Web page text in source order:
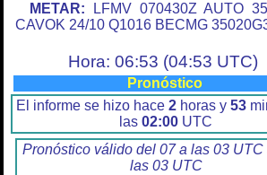
METAR: LFMV 070430Z AUTO
CAVOK 24/10 Q1016 BECMG
Hora: 06:53 (04:53 UTC)
Pronóstico
El informe se hizo hace 2 horas y 53
las 02:00 UTC
Pronóstico válido del 07 a las 03 UTC
las 03 UTC